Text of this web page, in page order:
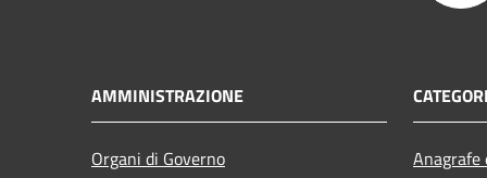
AMMINISTRAZIONE
Organi di Governo